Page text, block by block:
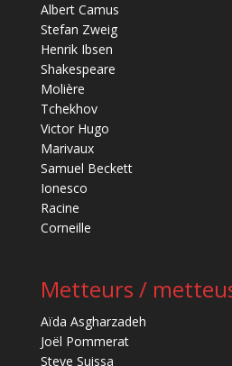
Albert Camus
Stefan Zweig
Henrik Ibsen
Shakespeare
Molière
Tchekhov
Victor Hugo
Marivaux
Samuel Beckett
Ionesco
Racine
Corneille
Metteurs /
Aïda Asgharzadeh
Joël Pommerat
Steve Suissa